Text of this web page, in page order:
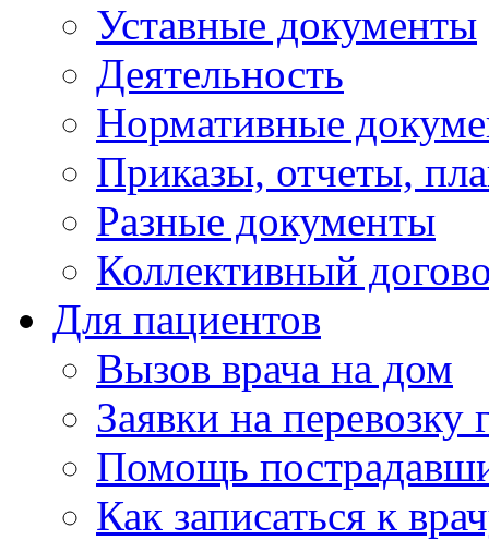
Уставные документы
Деятельность
Нормативные
Приказы, отчеты,
Разные документы
Коллективный
Для пациентов
Вызов врача на дом
Заявки на перевозку
Помощь
Как записаться к